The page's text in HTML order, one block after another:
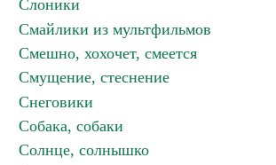
Слоники
Смайлики из мультфильмов
Смешно, хохочет, смеется
Смущение, стеснение
Снеговики
Собака, собаки
Солнце, солнышко